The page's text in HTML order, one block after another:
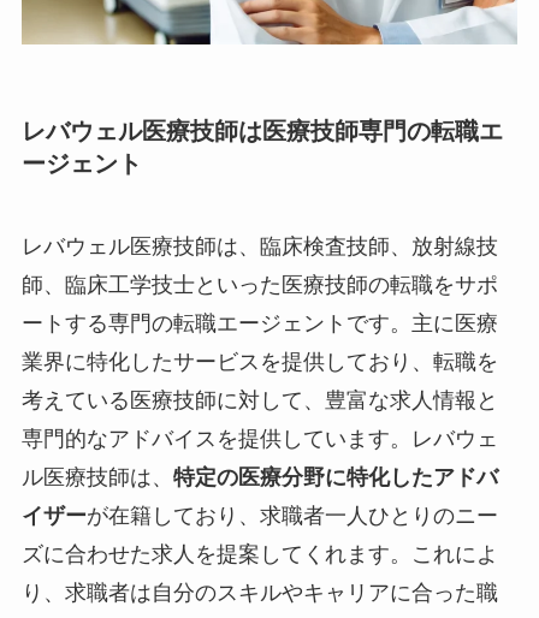
レバウェル医療技師は医療技師専門の転職エ
ージェント
レバウェル医療技師は、臨床検査技師、放射線技
師、臨床工学技士といった医療技師の転職をサポ
ートする専門の転職エージェントです。主に医療
業界に特化したサービスを提供しており、転職を
考えている医療技師に対して、豊富な求人情報と
専門的なアドバイスを提供しています。レバウェ
ル医療技師は、 特定の医療分野に特化したアドバ
イザーが在籍しており、求職者一人ひとりのニー
ズに合わせた求人を提案してくれます。これによ
り、求職者は自分のスキルやキャリアに合った職